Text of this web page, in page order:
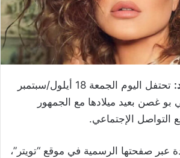
تحتفل اليوم الجمعة 18 أيلول/سبتمبر
بو غصن بعيد ميلادها مع الجمهور
التواصل الإجتماعي.
عبر صفحتها الرسمية في موقع “تويتر”،